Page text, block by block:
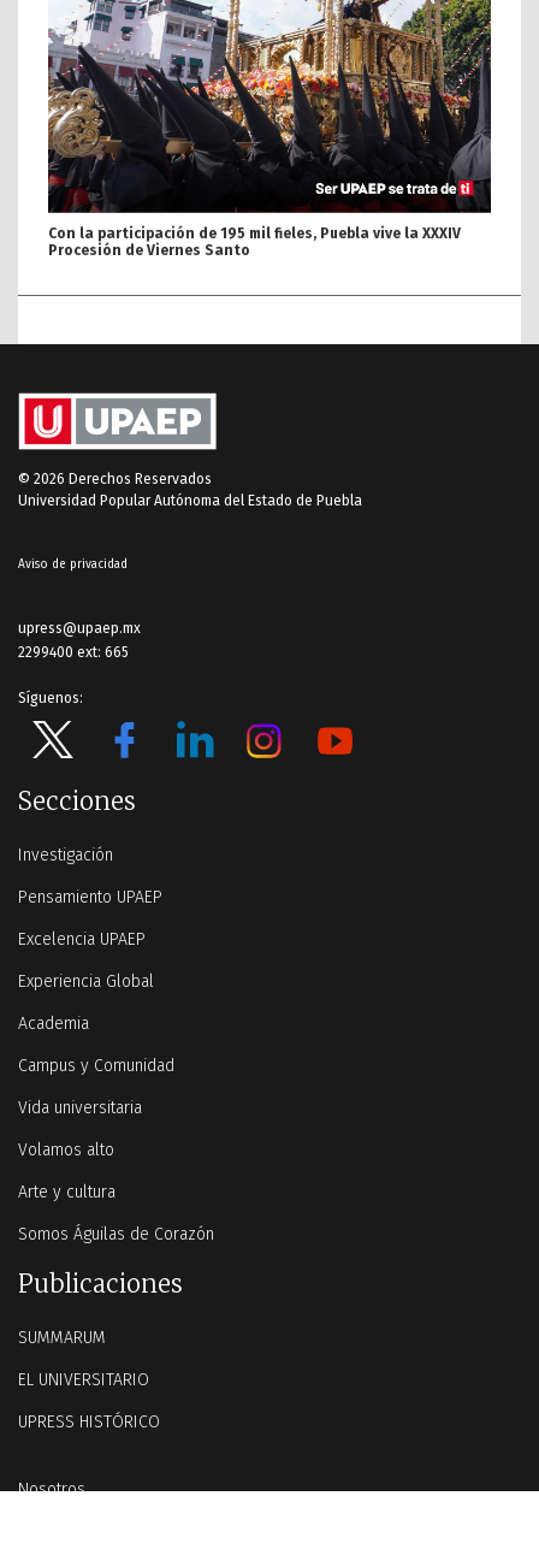
Con la participación de 195 mil fieles, Puebla vive la XXXIV
Procesión de Viernes Santo
© 2026 Derechos Reservados
Universidad Popular Autónoma del Estado de Puebla
Aviso de privacidad
upress@upaep.mx
2299400 ext: 665
Síguenos:
Secciones
Investigación
Pensamiento UPAEP
Excelencia UPAEP
Experiencia Global
Academia
Campus y Comunidad
Vida universitaria
Volamos alto
Arte y cultura
Somos Águilas de Corazón
Publicaciones
SUMMARUM
EL UNIVERSITARIO
UPRESS HISTÓRICO
Nosotros